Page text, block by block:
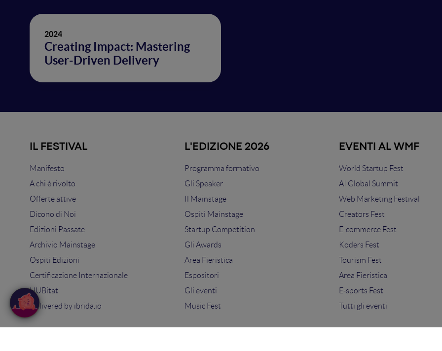
2024
Creating Impact: Mastering
User-Driven Delivery
IL FESTIVAL
Manifesto
A chi è rivolto
Offerte attive
Dicono di Noi
Edizioni Passate
Archivio Mainstage
Ospiti Edizioni
Certificazione Internazionale
HUBitat
Delivered by ibrida.io
L'EDIZIONE 2026
Programma formativo
Gli Speaker
Il Mainstage
Ospiti Mainstage
Startup Competition
Gli Awards
Area Fieristica
Espositori
Gli eventi
Music Fest
EVENTI AL WMF
World Startup Fest
AI Global Summit
Web Marketing Festival
Creators Fest
E-commerce Fest
Koders Fest
Tourism Fest
Area Fieristica
E-sports Fest
Tutti gli eventi